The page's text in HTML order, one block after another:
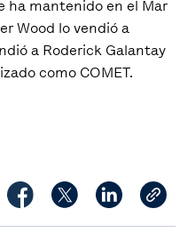
ha mantenido en el Mar
Wood lo vendió a
a Roderick Galantay
como COMET.